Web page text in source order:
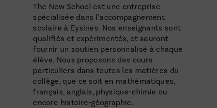
The New School est une entreprise
spécialisée dans l'accompagnement
scolaire à Eysines. Nos enseignants sont
qualifiés et expérimentés, et sauront
fournir un soutien personnalisé à chaque
élève. Nous proposons des cours
particuliers dans toutes les matières du
collège, que ce soit en mathématiques,
français, anglais, physique-chimie ou
encore histoire-géographie.